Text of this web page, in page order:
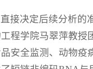
接决定后续分析
程学院马翠萍教
安全监测、动物